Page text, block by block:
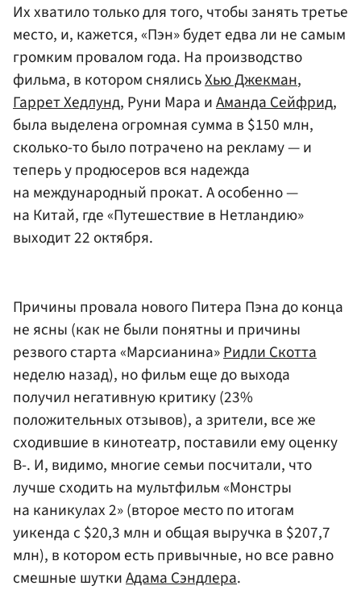
Их хватило только для того, чтобы занять третье
место, и, кажется, «Пэн» будет едва ли не самым
громким провалом года. На производство
фильма, в котором снялисьХью Джекман,
Гаррет Хедлунд, Руни Мара иАманда Сейфрид,
была выделена огромная сумма в $150 млн,
сколько-то было потрачено на рекламу — и
теперь у продюсеров вся надежда
на международный прокат. А особенно —
на Китай, где «Путешествие в Нетландию»
выходит 22 октября.
Причины провала нового Питера Пэна до конца
не ясны (как не были понятны и причины
резвого старта «Марсианина»Ридли Скотта
неделю назад), но фильм еще до выхода
получил негативную критику (23%
положительных отзывов), а зрители, все же
сходившие в кинотеатр, поставили ему оценку
B-. И, видимо, многие семьи посчитали, что
лучше сходить на мультфильм «Монстры
на каникулах 2» (второе место по итогам
уикенда с $20,3 млн и общая выручка в $207,7
млн), в котором есть привычные, но все равно
смешные шуткиАдама Сэндлера.